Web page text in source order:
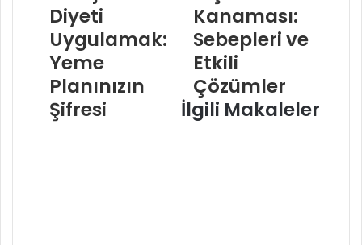
Diyeti
Uygulamak:
Yeme
Planınızın
Şifresi
Kanaması:
Sebepleri ve
Etkili
Çözümler
İlgili Makaleler